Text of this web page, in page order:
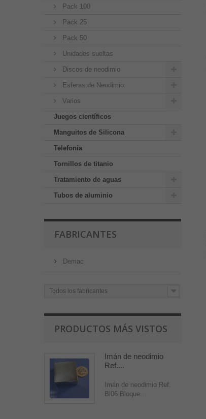
Pack 100
Pack 25
Pack 50
Unidades sueltas
Discos de neodimio
Esferas de Neodimio
Varios
Juegos científicos
Manguitos de Silicona
Telefonía
Tornillos de titanio
Tratamiento de aguas
Tubos de aluminio
FABRICANTES
Demac
Todos los fabricantes
PRODUCTOS MÁS VISTOS
Imán de neodimio
Ref....
Imán de neodimio Ref.
Bl06 Bloque...